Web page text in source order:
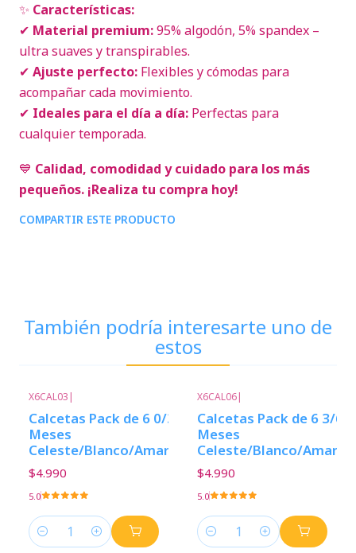
✨ Características:
✔ Material premium:95% algodón, 5% spandex –
ultra suaves y transpirables.
✔ Ajuste perfecto: Flexibles y cómodas para
acompañar cada movimiento.
✔ Ideales para el día a día: Perfectas para
cualquier temporada.
💙 Calidad, comodidad y cuidado para los más
pequeños. ¡Realiza tu compra hoy!
COMPARTIR ESTE PRODUCTO
También podría interesarte uno de
estos
X6CAL03 |
Calcetas Pack de 6 0/3
Meses
Celeste/Blanco/Amarillo
$4.990
5.0
Cantidad
X6CAL06|
Calcetas Pack de 6 3/6
Meses
Celeste/Blanco/
$4.990
5.0
Cantidad